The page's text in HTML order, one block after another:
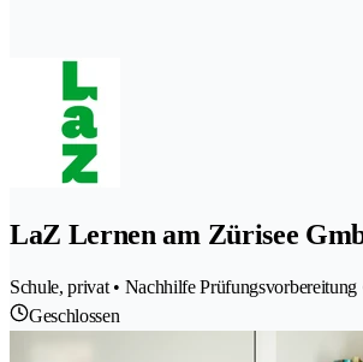
LaZ Lernen am Zürisee
Schule, privat • Nachhilfe
Geschlossen